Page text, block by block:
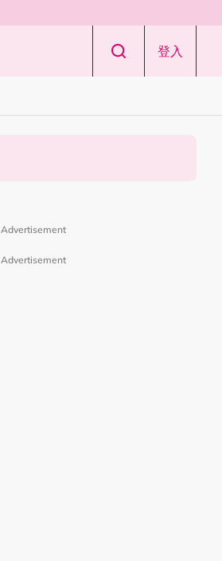
登入
Advertisement
Advertisement